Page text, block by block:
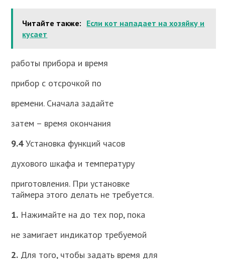
Читайте также: Если кот нападает на хозяйку и
кусает
работы прибора и время
прибор с отсрочкой по
времени. Сначала задайте
затем – время окончания
9.4Установка функций часов
духового шкафа и температуру
приготовления. При установке
таймера этого делать не требуется.
1. Нажимайте на до тех пор, пока
не замигает индикатор требуемой
2. Для того, чтобы задать время для